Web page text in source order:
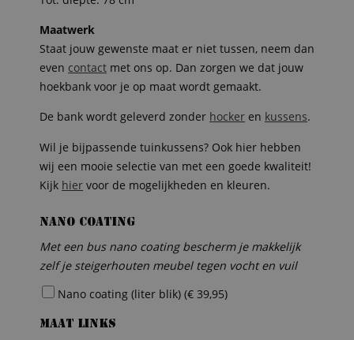
Maatwerk
Staat jouw gewenste maat er niet tussen, neem dan
even contact met ons op. Dan zorgen we dat jouw
hoekbank voor je op maat wordt gemaakt.
De bank wordt geleverd zonder hocker en kussens.
Wil je bijpassende tuinkussens? Ook hier hebben
wij een mooie selectie van met een goede kwaliteit!
Kijk hier voor de mogelijkheden en kleuren.
Nano coating
Met een bus nano coating bescherm je makkelijk
zelf je steigerhouten meubel tegen vocht en vuil
Nano coating (liter blik) (€ 39,95)
Maat links